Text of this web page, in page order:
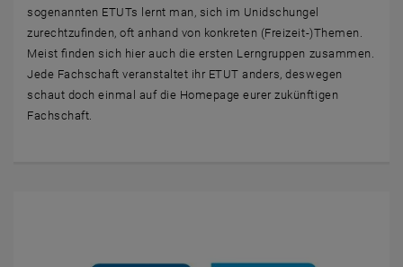
sogenannten ETUTs lernt man, sich im Unidschungel
zurechtzufinden, oft anhand von konkreten (Freizeit-)Themen.
Meist finden sich hier auch die ersten Lerngruppen zusammen.
Jede Fachschaft veranstaltet ihr ETUT anders, deswegen
schaut doch einmal auf die Homepage eurer zukünftigen
Fachschaft.